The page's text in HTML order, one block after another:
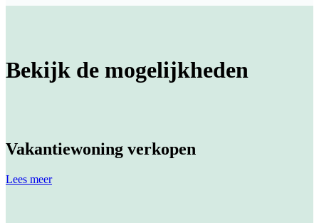
Bekijk de mogelijkheden
Vakantiewoning verkopen
Lees meer